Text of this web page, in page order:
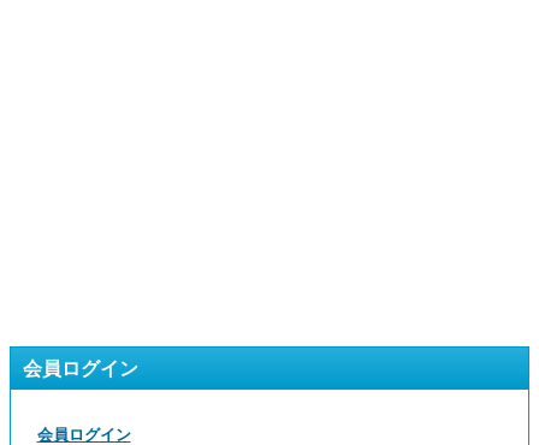
会員ログイン
会員ログイン